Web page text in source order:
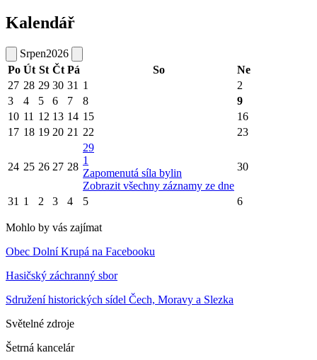
Kalendář
Srpen2026
Po Út St Čt Pá So
Ne
27 28 29 30 31 1
2
3
4 5 6 7 8
9
10 11 12 13 14 15
16
17 18 19 20 21 22 23
24 25 26 27 28
29
1
Zapomenutá síla bylin
Zobrazit všechny záznamy ze dne
30
31 1 2 3 4 5 6
Mohlo by vás zajímat
Obec Dolní Krupá na Facebooku
Hasičský záchranný sbor
Sdružení historických sídel Čech, Moravy a Slezka
Světelné zdroje
Šetrná kancelár